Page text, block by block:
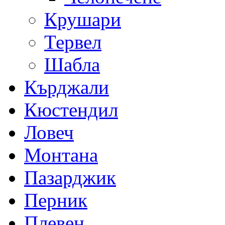
Крушари
Тервел
Шабла
Кърджали
Кюстендил
Ловеч
Монтана
Пазарджик
Перник